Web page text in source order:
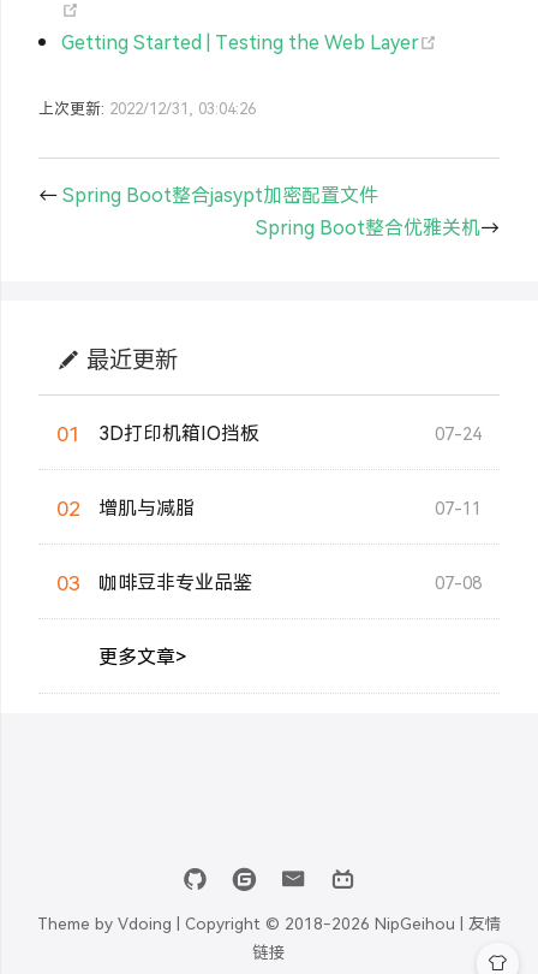
Getting Started | Testing the Web Layer
上次更新: 2022/12/31, 03:04:26
←Spring Boot整合jasypt加密配置文件
Spring Boot整合优雅关机→
最近更新
01 3D打印机箱IO挡板 07-24
02 增肌与减脂 07-11
03 咖啡豆非专业品鉴 07-08
更多文章>
Theme by Vdoing | Copyright © 2018-2026 NipGeihou | 友情
链接